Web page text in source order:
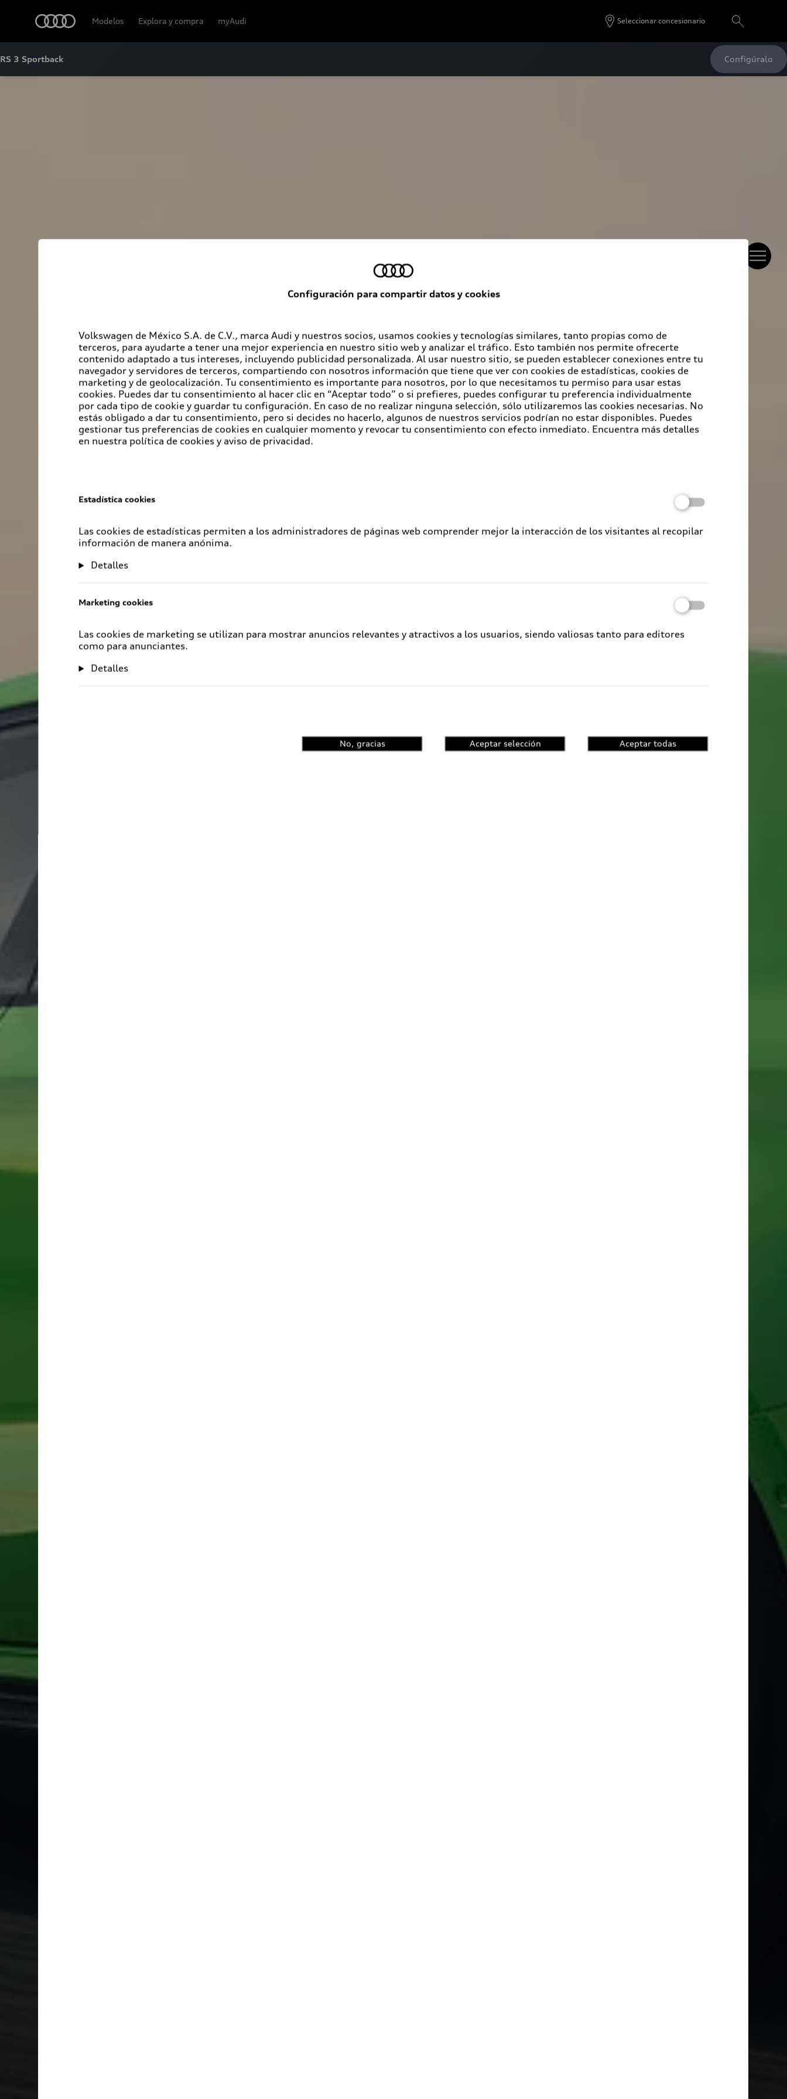
Modelos Explora y compra myAudi Seleccionar concesionario
RS 3 Sportback Configúralo
Configuración para compartir datos y cookies
Volkswagen de México S.A. de C.V., marca Audi y nuestros socios, usamos cookies y tecnologías similares, tanto propias como de
terceros, para ayudarte a tener una mejor experiencia en nuestro sitio web y analizar el tráfico. Esto también nos permite ofrecerte
contenido adaptado a tus intereses, incluyendo publicidad personalizada. Al usar nuestro sitio, se pueden establecer conexiones entre tu
navegador y servidores de terceros, compartiendo con nosotros información que tiene que ver con cookies de estadísticas, cookies de
marketing y de geolocalización. Tu consentimiento es importante para nosotros, por lo que necesitamos tu permiso para usar estas
cookies. Puedes dar tu consentimiento al hacer clic en “Aceptar todo” o si prefieres, puedes configurar tu preferencia individualmente
por cada tipo de cookie y guardar tu configuración. En caso de no realizar ninguna selección, sólo utilizaremos las cookies necesarias. No
estás obligado a dar tu consentimiento, pero si decides no hacerlo, algunos de nuestros servicios podrían no estar disponibles. Puedes
gestionar tus preferencias de cookies en cualquier momento y revocar tu consentimiento con efecto inmediato. Encuentra más detalles
en nuestra política de cookies y aviso de privacidad.
Estadística cookies
Las cookies de estadísticas permiten a los administradores de páginas web comprender mejor la interacción de los visitantes al recopilar
información de manera anónima.
Detalles
Marketing cookies
Las cookies de marketing se utilizan para mostrar anuncios relevantes y atractivos a los usuarios, siendo valiosas tanto para editores
como para anunciantes.
Detalles
No, gracias Aceptar selección Aceptar todas